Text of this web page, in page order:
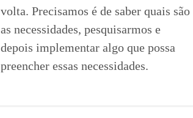
volta. Precisamos é de saber quais são
as necessidades, pesquisarmos e
depois implementar algo que possa
preencher essas necessidades.